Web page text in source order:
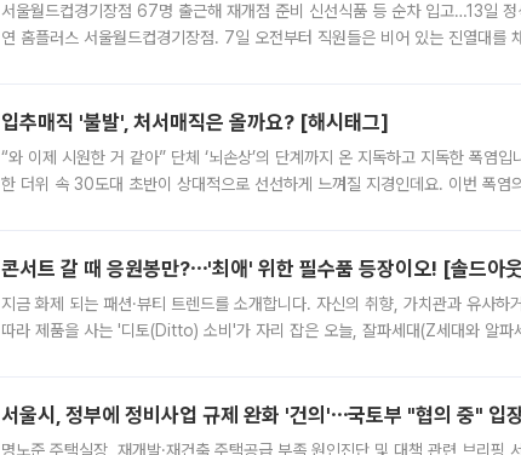
서울월드컵경기장점 67명 출근해 재개점 준비 신선식품 등 순차 입고…13일
연 홈플러스 서울월드컵경기장점. 7일 오전부터 직원들은 비어 있는 진열대를
입추매직 '불발', 처서매직은 올까요? [해시태그]
“와 이제 시원한 거 같아” 단체 ‘뇌손상’의 단계까지 온 지독하고 지독한 폭염
한 더위 속 30도대 초반이 상대적으로 선선하게 느껴질 지경인데요. 이번 폭염
콘서트 갈 때 응원봉만?⋯'최애' 위한 필수품 등장이오! [솔드아
지금 화제 되는 패션·뷰티 트렌드를 소개합니다. 자신의 취향, 가치관과 유사하
따라 제품을 사는 '디토(Ditto) 소비'가 자리 잡은 오늘, 잘파세대(Z세대와 알파
서울시, 정부에 정비사업 규제 완화 '건의'⋯국토부 "협의 중" 입
명노준 주택실장, 재개발·재건축 주택공급 부족 원인진단 및 대책 관련 브리핑